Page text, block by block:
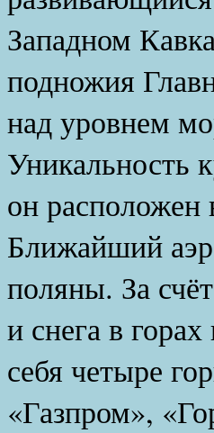
Западном
подножия
над уровнем
Уникальность
он
Ближайший
поляны. За
и снега в
себя четыре
«Газпром»,